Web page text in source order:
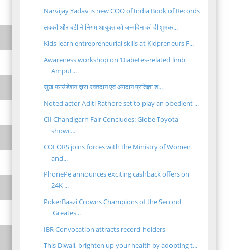
Narvijay Yadav is new COO of India Book of Records
लक्की और बंटी ने निगम आयुक्त को जन्मदिन की दी शुभक...
Kids learn entrepreneurial skills at Kidpreneurs F...
Awareness workshop on ‘Diabetes-related limb
Amput...
सुख फाउंडेशन द्वारा रक्तदान एवं अंगदान प्रतिज्ञा श...
Noted actor Aditi Rathore set to play an obedient ...
CII Chandigarh Fair Concludes: Globe Toyota
showc...
COLORS joins forces with the Ministry of Women
and...
PhonePe announces exciting cashback offers on
24K ...
PokerBaazi Crowns Champions of the Second
'Greates...
IBR Convocation attracts record-holders
This Diwali, brighten up your health by adopting t...